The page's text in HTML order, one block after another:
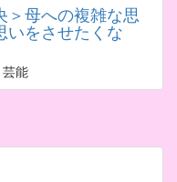
＞母への複雑な思
いをさせたくな
能